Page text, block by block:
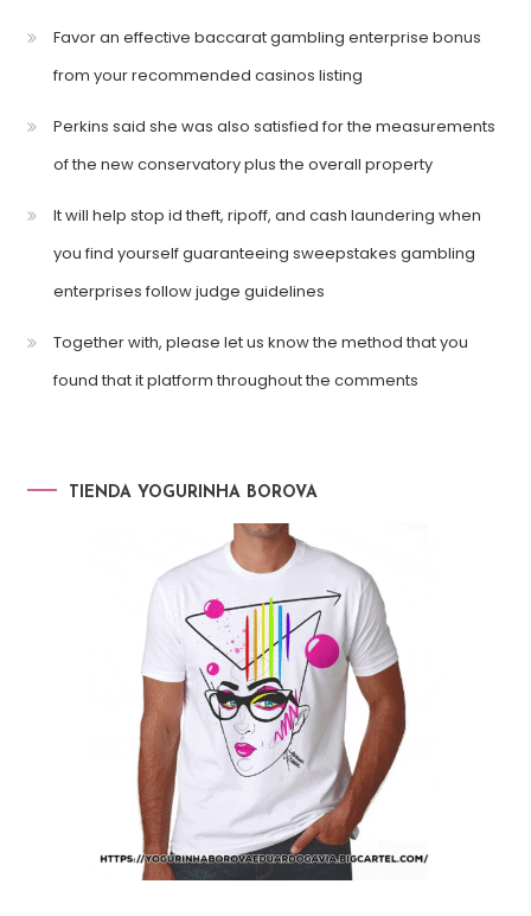
Favor an effective baccarat gambling enterprise bonus
from your recommended casinos listing
Perkins said she was also satisfied for the measurements
of the new conservatory plus the overall property
It will help stop id theft, ripoff, and cash laundering when
you find yourself guaranteeing sweepstakes gambling
enterprises follow judge guidelines
Together with, please let us know the method that you
found that it platform throughout the comments
TIENDA YOGURINHA BOROVA